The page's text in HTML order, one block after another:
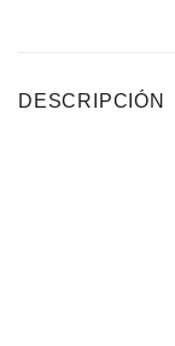
DESCRIPCIÓN